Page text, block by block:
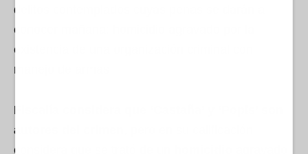
delitos contemplados cuyas penas se darán a
conocer mañana: homicidio agravado por la
existencia de una organización criminal con
manejo de armas.
Fiscalía considera que ‘Castaña’ y ‘Popis’ son
autores del crimen
considera que se trató de un